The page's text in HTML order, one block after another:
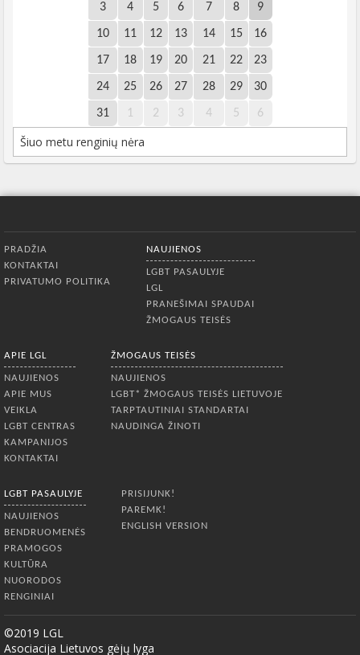
3 4 5 6 7 8 9
10 11 12 13 14 15 16
17 18 19 20 21 22 23
24 25 26 27 28 29 30
31 1 2 3 4 5 6
Šiuo metu renginių nėra
PRADŽIA
KONTAKTAI
PRIVATUMO POLITIKA
NAUJIENOS
LGBT PASAULYJE
LGL
PRANEŠIMAI SPAUDAI
ŽMOGAUS TEISĖS
APIE LGL
NAUJIENOS
APIE MUS
VEIKLA
LGBT CENTRAS
KAMPANIJOS
KONTAKTAI
ŽMOGAUS TEISĖS
NAUJIENOS
LGBT* ŽMOGAUS TEISĖS LIETUVOJE
TARPTAUTINIAI STANDARTAI
NAUDINGA ŽINOTI
LGBT PASAULYJE
NAUJIENOS
BENDRUOMENĖS
PRAMOGOS
KULTŪRA
NUORODOS
RENGINIAI
PRISIJUNK!
PAREMK!
ENGLISH VERSION
©2019 LGL
Asociacija Lietuvos gėjų lyga